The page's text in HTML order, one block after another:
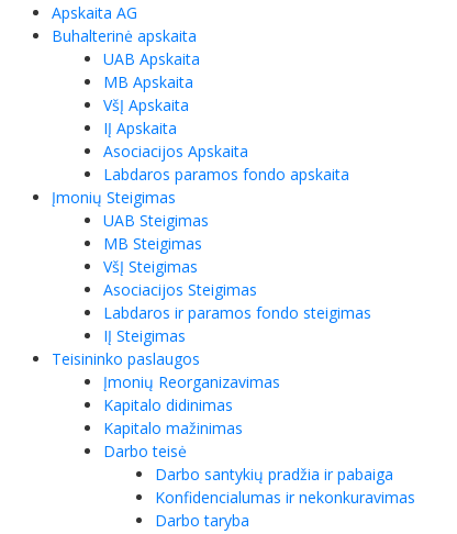
Apskaita AG
Buhalterinė apskaita
UAB Apskaita
MB Apskaita
VšĮ Apskaita
IĮ Apskaita
Asociacijos Apskaita
Labdaros paramos fondo apskaita
Įmonių Steigimas
UAB Steigimas
MB Steigimas
VšĮ Steigimas
Asociacijos Steigimas
Labdaros ir paramos fondo steigimas
IĮ Steigimas
Teisininko paslaugos
Įmonių Reorganizavimas
Kapitalo didinimas
Kapitalo mažinimas
Darbo teisė
Darbo santykių pradžia ir pabaiga
Konfidencialumas ir nekonkuravimas
Darbo taryba